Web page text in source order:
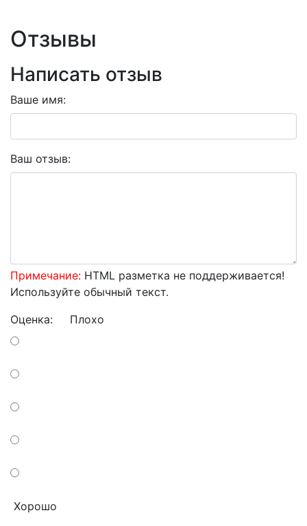
Отзывы
Написать отзыв
Ваше имя:
Ваш отзыв:
Примечание: HTML разметка не поддерживается!
Используйте обычный текст.
Оценка: Плохо
Хорошо